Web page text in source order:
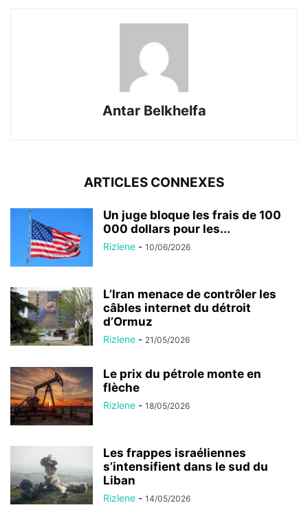
Antar Belkhelfa
ARTICLES CONNEXES
Un juge bloque les frais de 100
000 dollars pour les...
Rizlene - 10/06/2026
L’Iran menace de contrôler les
câbles internet du détroit
d’Ormuz
Rizlene - 21/05/2026
Le prix du pétrole monte en
flèche
Rizlene - 18/05/2026
Les frappes israéliennes
s’intensifient dans le sud du
Liban
Rizlene - 14/05/2026